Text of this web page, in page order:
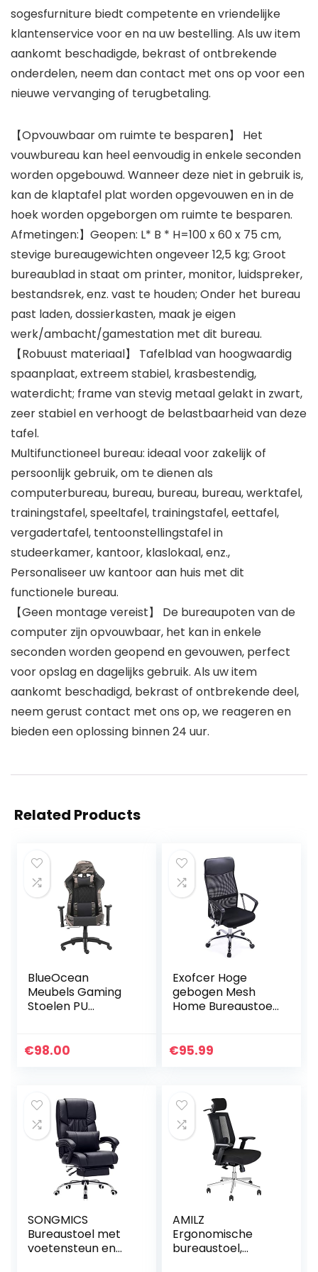
sogesfurniture biedt competente en vriendelijke
klantenservice voor en na uw bestelling. Als uw item
aankomt beschadigde, bekrast of ontbrekende
onderdelen, neem dan contact met ons op voor een
nieuwe vervanging of terugbetaling.
【Opvouwbaar om ruimte te besparen】 Het
vouwbureau kan heel eenvoudig in enkele seconden
worden opgebouwd. Wanneer deze niet in gebruik is,
kan de klaptafel plat worden opgevouwen en in de
hoek worden opgeborgen om ruimte te besparen.
Afmetingen:】Geopen: L* B * H=100 x 60 x 75 cm,
stevige bureaugewichten ongeveer 12,5 kg; Groot
bureaublad in staat om printer, monitor, luidspreker,
bestandsrek, enz. vast te houden; Onder het bureau
past laden, dossierkasten, maak je eigen
werk/ambacht/gamestation met dit bureau.
【Robuust materiaal】 Tafelblad van hoogwaardig
spaanplaat, extreem stabiel, krasbestendig,
waterdicht; frame van stevig metaal gelakt in zwart,
zeer stabiel en verhoogt de belastbaarheid van deze
tafel.
Multifunctioneel bureau: ideaal voor zakelijk of
persoonlijk gebruik, om te dienen als
computerbureau, bureau, bureau, bureau, werktafel,
trainingstafel, speeltafel, trainingstafel, eettafel,
vergadertafel, tentoonstellingstafel in
studeerkamer, kantoor, klaslokaal, enz.,
Personaliseer uw kantoor aan huis met dit
functionele bureau.
【Geen montage vereist】 De bureaupoten van de
computer zijn opvouwbaar, het kan in enkele
seconden worden geopend en gevouwen, perfect
voor opslag en dagelijks gebruik. Als uw item
aankomt beschadigd, bekrast of ontbrekende deel,
neem gerust contact met ons op, we reageren en
bieden een oplossing binnen 24 uur.
Related Products
BlueOcean
Meubels Gaming
Stoelen PU
Bureaustoel met
Draaibare…
€98.00
Exofcer Hoge
gebogen Mesh
Home Bureaustoel
hoogte
€95.99
SONGMICS
Bureaustoel met
voetensteun en
AMILZ
Ergonomische
bureaustoel,